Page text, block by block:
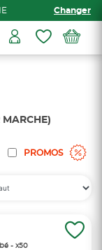
Changer
MARCHE)
PROMOS
- x50